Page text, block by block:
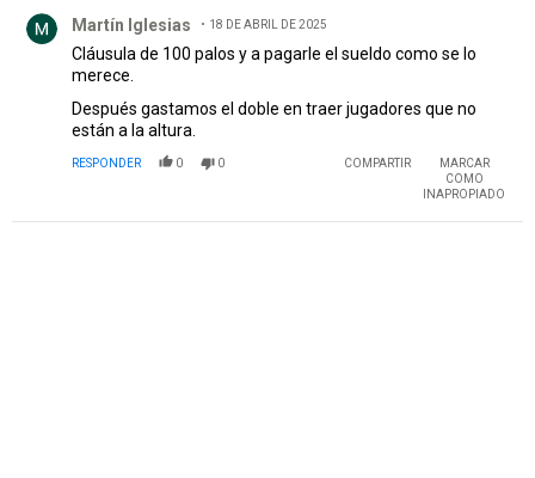
Martín Iglesias 18 DE ABRIL DE 2025
Cláusula de 100 palos y a pagarle el sueldo como se lo
merece.
Después gastamos el doble en traer jugadores que no
están a la altura.
RESPONDER 0 0 COMPARTIR
MARCAR
COMO
INAPROPIADO